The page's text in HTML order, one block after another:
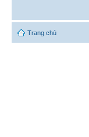
Trang chủ